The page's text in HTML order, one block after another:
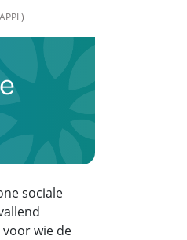
sociale
voor wie de